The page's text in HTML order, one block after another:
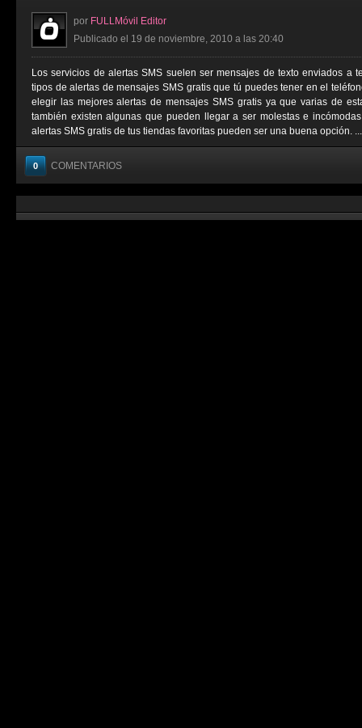
por FULLMóvil Editor
Publicado el 19 de noviembre, 2010 a las 20:40
Los servicios de alertas SMS suelen ser mensajes de texto enviados a
tipos de alertas de mensajes SMS gratis que tú puedes tener en el
elegir las mejores alertas de mensajes SMS gratis ya que varias de
también existen algunas que pueden llegar a ser molestas e
alertas SMS gratis de tus tiendas favoritas pueden ser una buena opción. ...
0 COMENTARIOS